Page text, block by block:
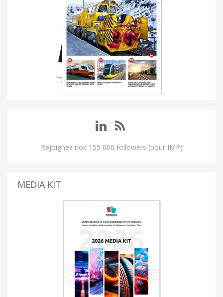
Rejoignez nos 155 000 followers (pour IMP)
MEDIA KIT